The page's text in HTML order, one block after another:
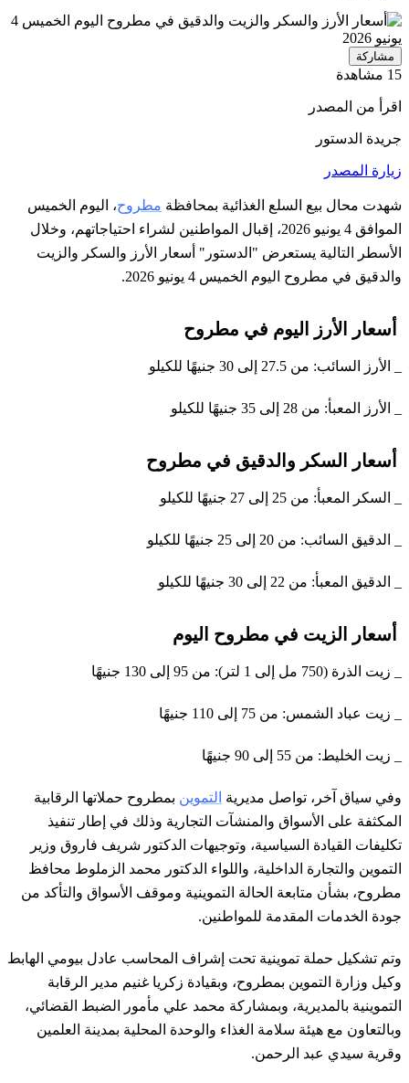
مشاركة
15 مشاهدة
اقرأ من المصدر
جريدة الدستور
زيارة المصدر
شهدت محال بيع السلع الغذائية بمحافظة مطروح، اليوم الخميس
الموافق 4 يونيو 2026، إقبال المواطنين لشراء احتياجاتهم، وخلال
الأسطر التالية يستعرض "الدستور" أسعار الأرز والسكر والزيت
والدقيق في مطروح اليوم الخميس 4 يونيو 2026.
أسعار الأرز اليوم في مطروح
_ الأرز السائب: من 27.5 إلى 30 جنيهًا للكيلو
_ الأرز المعبأ: من 28 إلى 35 جنيهًا للكيلو
أسعار السكر والدقيق في مطروح
_ السكر المعبأ: من 25 إلى 27 جنيهًا للكيلو
_ الدقيق السائب: من 20 إلى 25 جنيهًا للكيلو
_ الدقيق المعبأ: من 22 إلى 30 جنيهًا للكيلو
أسعار الزيت في مطروح اليوم
_ زيت الذرة (750 مل إلى 1 لتر): من 95 إلى 130 جنيهًا
_ زيت عباد الشمس: من 75 إلى 110 جنيهًا
_ زيت الخليط: من 55 إلى 90 جنيهًا
وفي سياق آخر، تواصل مديرية التموين بمطروح حملاتها الرقابية
المكثفة على الأسواق والمنشآت التجارية وذلك في إطار تنفيذ
تكليفات القيادة السياسية، وتوجيهات الدكتور شريف فاروق وزير
التموين والتجارة الداخلية، واللواء الدكتور محمد الزملوط محافظ
مطروح، بشأن متابعة الحالة التموينية وموقف الأسواق والتأكد من
جودة الخدمات المقدمة للمواطنين.
وتم تشكيل حملة تموينية تحت إشراف المحاسب عادل بيومي الهابط
وكيل وزارة التموين بمطروح، وبقيادة زكريا غنيم مدير الرقابة
التموينية بالمديرية، وبمشاركة محمد علي مأمور الضبط القضائي،
وبالتعاون مع هيئة سلامة الغذاء والوحدة المحلية بمدينة العلمين
وقرية سيدي عبد الرحمن.